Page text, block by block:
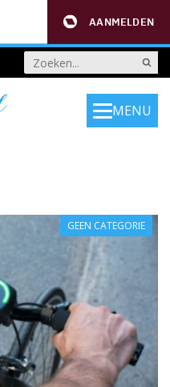
AANMELDEN
MENU
GEEN CATEGORIE